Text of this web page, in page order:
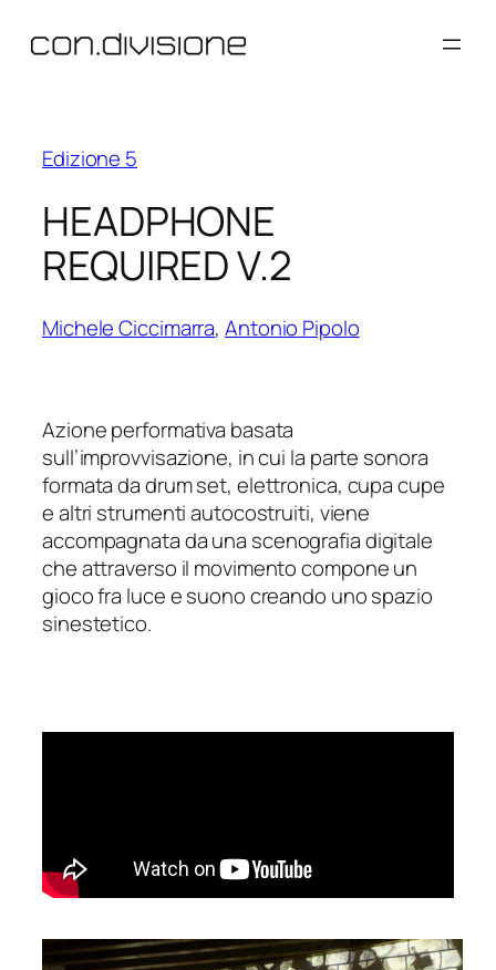
Edizione 5
HEADPHONE
REQUIRED V.2
Michele Ciccimarra,Antonio Pipolo
Azione performativa basata
sull’improvvisazione, in cui la parte sonora
formata da drum set, elettronica, cupa cupe
e altri strumenti autocostruiti, viene
accompagnata da una scenografia digitale
che attraverso il movimento compone un
gioco fra luce e suono creando uno spazio
sinestetico.